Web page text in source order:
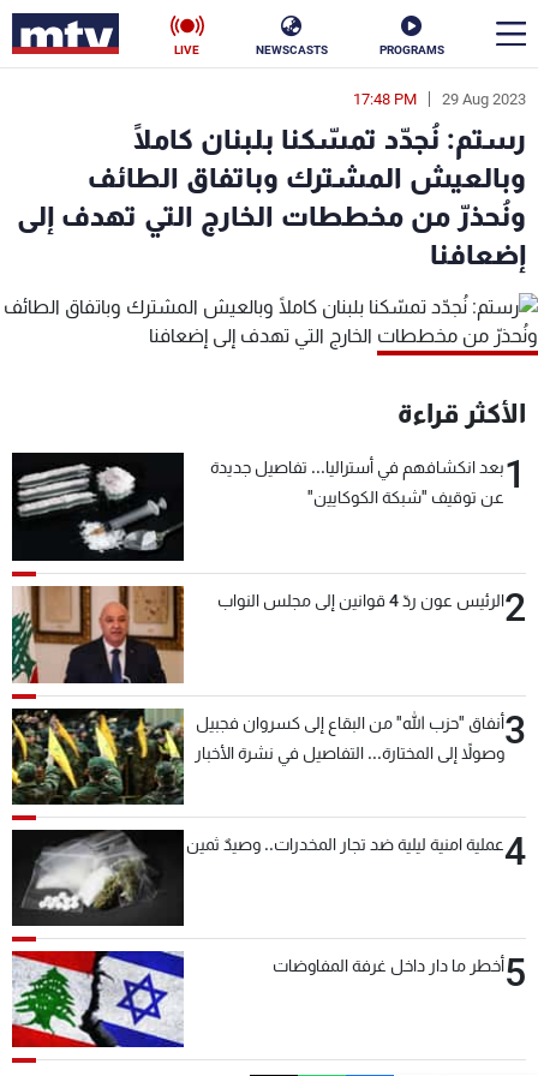
PROGRAMS
NEWSCASTS
LIVE
29 Aug 2023
17:48 PM
رستم: نُجدّد تمسّكنا بلبنان كاملًا
وبالعيش المشترك وباتفاق الطائف
ونُحذرّ من مخططات الخارج التي تهدف إلى
إضعافنا
الأكثر قراءة
1بعد انكشافهم في أستراليا... تفاصيل جديدة
عن توقيف "شبكة الكوكايين"
2الرئيس عون ردّ 4 قوانين إلى مجلس النواب
3أنفاق "حزب الله" من البقاع إلى كسروان فجبيل
وصولاً إلى المختارة... التفاصيل في نشرة الأخبار
4عملية امنية ليلية ضد تجار المخدرات.. وصيدٌ ثمين
5أخطر ما دار داخل غرفة المفاوضات
en
الأخبار
سياسة ناس
إقتصاد
منوعات رياضة
البرامج
الترددات
الإنـتـاج
لاعلاناتكم
تواصل معنا
شروط الإسـتخدام
سياسة الخصوصية